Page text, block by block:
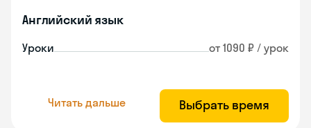
Английский язык
Уроки от 1090 ₽ / урок
Читать дальше Выбрать время